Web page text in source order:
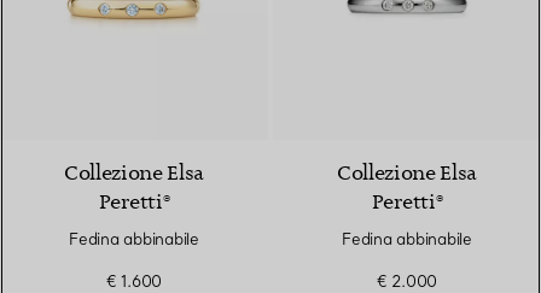
Collezione Elsa
Peretti®
Fedina abbinabile
€ 1.600
Collezione Elsa
Peretti®
Fedina abbinabile
€ 2.000